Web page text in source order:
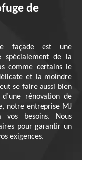
de
façade est une
spécialement de la
comme certains le
et la moindre
se faire aussi bien
rénovation de
notre entreprise MJ
vos besoins. Nous
pour garantir un
exigences.